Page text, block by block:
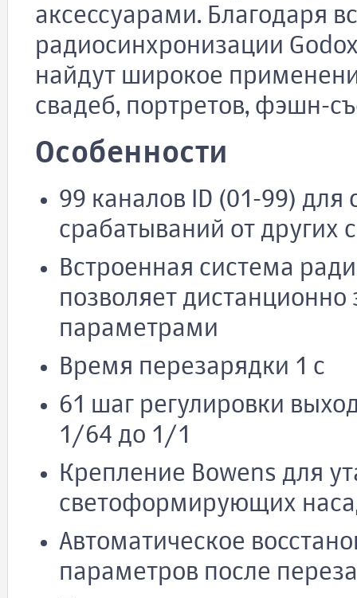
аксессуарами. Благодаря
радиосинхронизации
найдут широкое
свадеб, портретов, фэшн-
Особенности
99 каналов ID (01-99) для
срабатываний от других
Встроенная система
позволяет
параметрами
Время перезарядки 1 с
61 шаг регулировки
1/64 до 1/1
Крепление Bowens для
светоформирующих
Автоматическое
параметров после